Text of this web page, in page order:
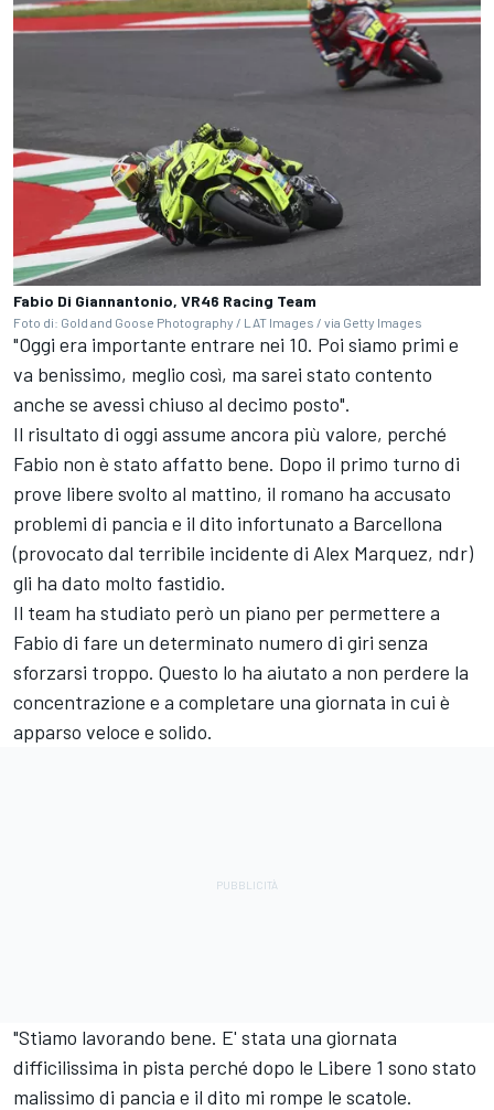
Fabio Di Giannantonio, VR46 Racing Team
Foto di: Gold and Goose Photography / LAT Images / via Getty Images
"Oggi era importante entrare nei 10. Poi siamo primi e
va benissimo, meglio così, ma sarei stato contento
anche se avessi chiuso al decimo posto".
Il risultato di oggi assume ancora più valore, perché
Fabio non è stato affatto bene. Dopo il primo turno di
prove libere svolto al mattino, il romano ha accusato
problemi di pancia e il dito infortunato a Barcellona
(provocato dal terribile incidente di Alex Marquez, ndr)
gli ha dato molto fastidio.
Il team ha studiato però un piano per permettere a
Fabio di fare un determinato numero di giri senza
sforzarsi troppo. Questo lo ha aiutato a non perdere la
concentrazione e a completare una giornata in cui è
apparso veloce e solido.
"Stiamo lavorando bene. E' stata una giornata
difficilissima in pista perché dopo le Libere 1 sono stato
malissimo di pancia e il dito mi rompe le scatole.